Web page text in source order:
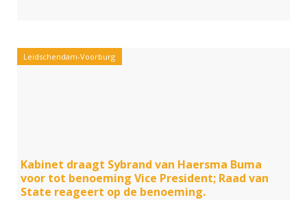
Leidschendam-Voorburg
Kabinet draagt Sybrand van Haersma Buma
voor tot benoeming Vice President; Raad van
State reageert op de benoeming.